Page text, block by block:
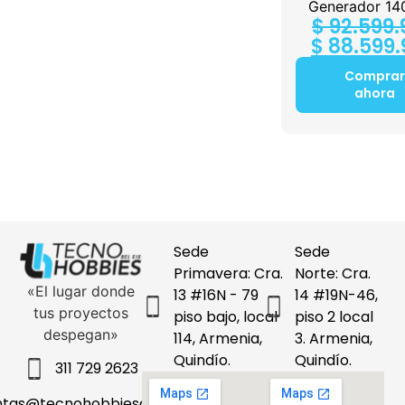
Generador
$
$
Comprar
ahora
«El lugar donde
tus proyectos
despegan»
311 729 2623
Sede
Primavera: Cra.
13 #16N - 79
piso bajo, local
114, Armenia,
Quindío.
Sede
Norte: Cra.
14 #19N-46,
piso 2 local
3. Armenia,
Quindío.